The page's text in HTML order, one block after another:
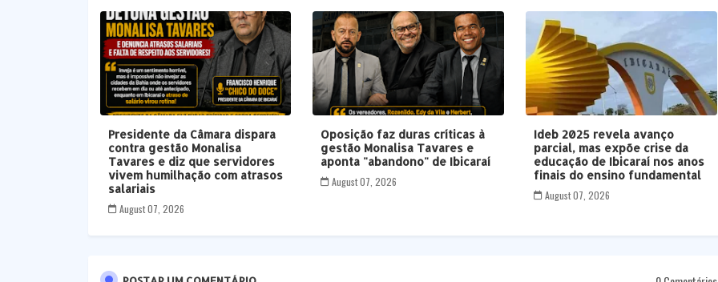
Presidente da Câmara dispara
contra gestão Monalisa
Tavares e diz que servidores
vivem humilhação com atrasos
salariais
August 07, 2026
Oposição faz duras críticas à
gestão Monalisa Tavares e
aponta "abandono" de Ibicaraí
August 07, 2026
Ideb 2025 revela avanço
parcial, mas expõe crise da
educação de Ibicaraí nos anos
finais do ensino fundamental
August 07, 2026